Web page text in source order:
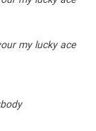
my lucky ace